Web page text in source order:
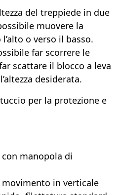
del treppiede in due
muovere la
o verso il basso.
far scorrere le
scattare il blocco a leva
desiderata.
per la protezione e
manopola di
movimento in verticale